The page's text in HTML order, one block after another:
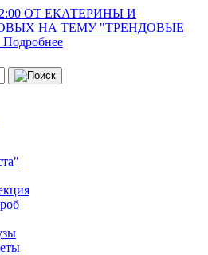
ОТ ЕКАТЕРИНЫ И
НА ТЕМУ "ТРЕНДОВЫЕ